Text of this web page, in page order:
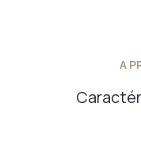
A